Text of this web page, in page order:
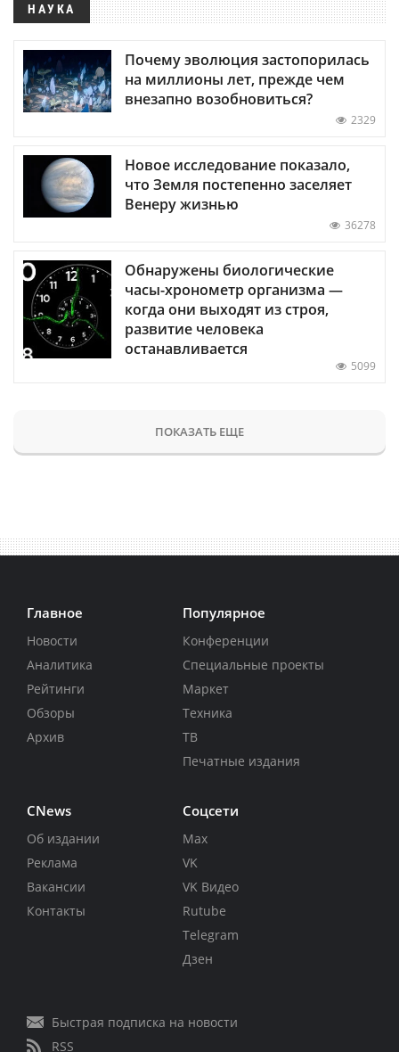
НАУКА
Почему эволюция застопорилась
на миллионы лет, прежде чем
внезапно возобновиться?
2329
Новое исследование показало,
что Земля постепенно заселяет
Венеру жизнью
36278
Обнаружены биологические
часы-хронометр организма —
когда они выходят из строя,
развитие человека
останавливается
5099
ПОКАЗАТЬ ЕЩЕ
Главное
Новости
Аналитика
Рейтинги
Обзоры
Архив
Популярное
Конференции
Специальные проекты
Маркет
Техника
ТВ
Печатные издания
CNews
Об издании
Реклама
Вакансии
Контакты
Соцсети
Max
VK
VK Видео
Rutube
Telegram
Дзен
Быстрая подписка на новости
RSS